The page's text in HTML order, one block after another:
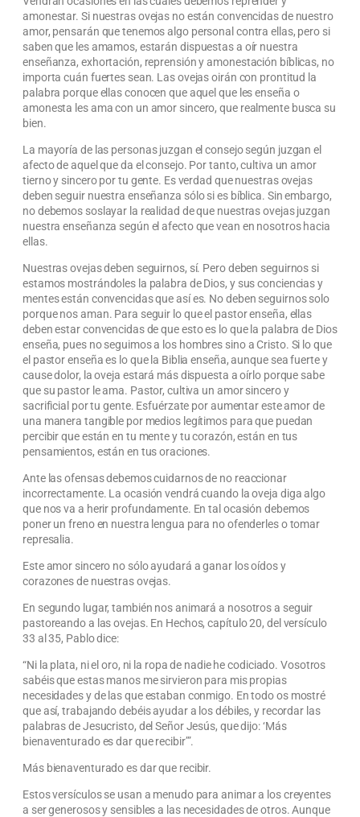
amonestar. Si nuestras ovejas no están convencidas de nuestro
amor, pensarán que tenemos algo personal contra ellas, pero si
saben que les amamos, estarán dispuestas a oír nuestra
enseñanza, exhortación, reprensión y amonestación bíblicas, no
importa cuán fuertes sean. Las ovejas oirán con prontitud la
palabra porque ellas conocen que aquel que les enseña o
amonesta les ama con un amor sincero, que realmente busca su
bien.
La mayoría de las personas juzgan el consejo según juzgan el
afecto de aquel que da el consejo. Por tanto, cultiva un amor
tierno y sincero por tu gente. Es verdad que nuestras ovejas
deben seguir nuestra enseñanza sólo si es bíblica. Sin embargo,
no debemos soslayar la realidad de que nuestras ovejas juzgan
nuestra enseñanza según el afecto que vean en nosotros hacia
ellas.
Nuestras ovejas deben seguirnos, sí. Pero deben seguirnos si
estamos mostrándoles la palabra de Dios, y sus conciencias y
mentes están convencidas que así es. No deben seguirnos solo
porque nos aman. Para seguir lo que el pastor enseña, ellas
deben estar convencidas de que esto es lo que la palabra de Dios
enseña, pues no seguimos a los hombres sino a Cristo. Si lo que
el pastor enseña es lo que la Biblia enseña, aunque sea fuerte y
cause dolor, la oveja estará más dispuesta a oírlo porque sabe
que su pastor le ama. Pastor, cultiva un amor sincero y
sacrificial por tu gente. Esfuérzate por aumentar este amor de
una manera tangible por medios legítimos para que puedan
percibir que están en tu mente y tu corazón, están en tus
pensamientos, están en tus oraciones.
Ante las ofensas debemos cuidarnos de no reaccionar
incorrectamente. La ocasión vendrá cuando la oveja diga algo
que nos va a herir profundamente. En tal ocasión debemos
poner un freno en nuestra lengua para no ofenderles o tomar
represalia.
Este amor sincero no sólo ayudará a ganar los oídos y
corazones de nuestras ovejas.
En segundo lugar, también nos animará a nosotros a seguir
pastoreando a las ovejas. En Hechos, capítulo 20, del versículo
33 al 35, Pablo dice:
“Ni la plata, ni el oro, ni la ropa de nadie he codiciado. Vosotros
sabéis que estas manos me sirvieron para mis propias
necesidades y de las que estaban conmigo. En todo os mostré
que así, trabajando debéis ayudar a los débiles, y recordar las
palabras de Jesucristo, del Señor Jesús, que dijo: ‘Más
bienaventurado es dar que recibir’”.
Más bienaventurado es dar que recibir.
Estos versículos se usan a menudo para animar a los creyentes
a ser generosos y sensibles a las necesidades de otros. Aunque